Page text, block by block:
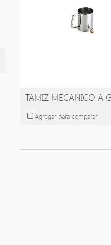
TAMIZ MECANICO A
Agregar para comparar